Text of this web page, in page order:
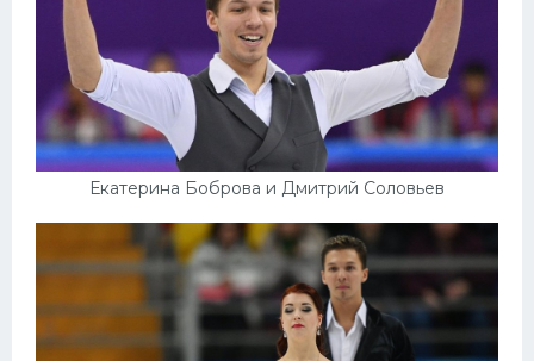
Екатерина Боброва и Дмитрий Соловьев